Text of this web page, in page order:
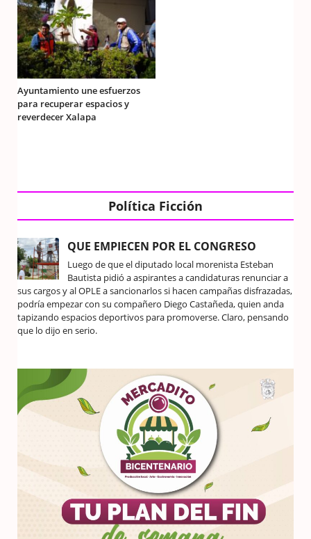
Ayuntamiento une esfuerzos
para recuperar espacios y
reverdecer Xalapa
Política Ficción
QUE EMPIECEN POR EL CONGRESO
Luego de que el diputado local morenista Esteban
Bautista pidió a aspirantes a candidaturas renunciar a
sus cargos y al OPLE a sancionarlos si hacen campañas disfrazadas,
podría empezar con su compañero Diego Castañeda, quien anda
tapizando espacios deportivos para promoverse. Claro, pensando
que lo dijo en serio.